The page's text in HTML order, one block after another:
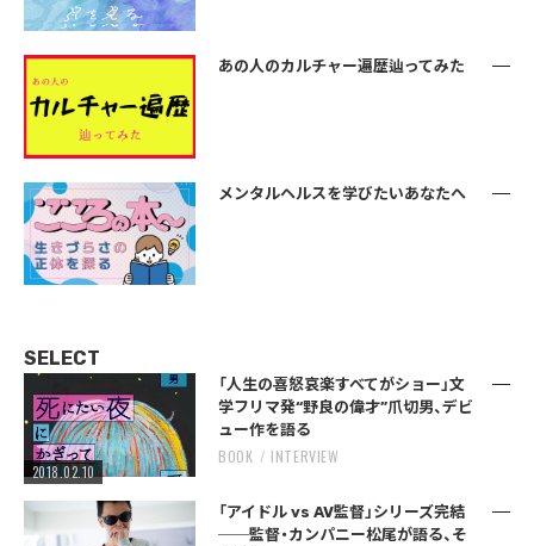
あの人のカルチャー遍歴辿ってみた
メンタルヘルスを学びたいあなたへ
SELECT
2018.02.10
「人生の喜怒哀楽すべてがショー」文
学フリマ発“野良の偉才”爪切男、デビ
ュー作を語る
BOOK INTERVIEW
「アイドル vs AV監督」シリーズ完結
──監督・カンパニー松尾が語る、そ